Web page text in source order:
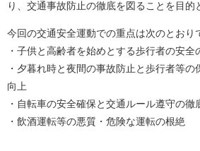
り、交通事故防止の徹底を図ることを目的
今回の交通安全運動での重点は次のとおり
・子供と高齢者を始めとする歩行者の安全
・夕暮れ時と夜間の事故防止と歩行者等
向上
・自転車の安全確保と交通ルール遵守の徹
・飲酒運転等の悪質・危険な運転の根絶